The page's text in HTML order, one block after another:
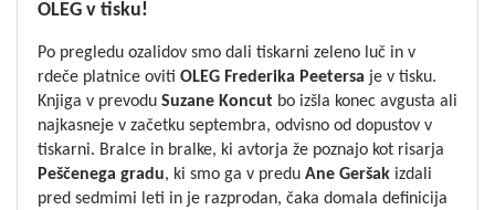
OLEG v tisku!
Po pregledu ozalidov smo dali tiskarni zeleno luč in v
rdeče platnice oviti OLEG Frederika Peetersa je v tisku.
Knjiga v prevodu Suzane Koncutbo izšla konec avgusta ali
najkasneje v začetku septembra, odvisno od dopustov v
tiskarni. Bralce in bralke, ki avtorja že poznajo kot risarja
Peščenega gradu, ki smo ga v predu Ane Geršakizdali
pred sedmimi leti in je razprodan, čaka domala definicija